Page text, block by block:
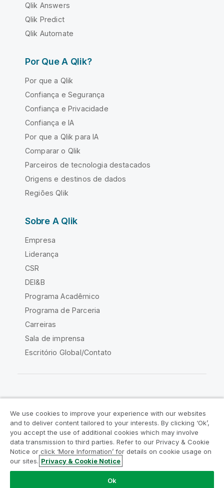
Qlik Answers
Qlik Predict
Qlik Automate
Por Que A Qlik?
Por que a Qlik
Confiança e Segurança
Confiança e Privacidade
Confiança e IA
Por que a Qlik para IA
Comparar o Qlik
Parceiros de tecnologia destacados
Origens e destinos de dados
Regiões Qlik
Sobre A Qlik
Empresa
Liderança
CSR
DEI&B
Programa Acadêmico
Programa de Parceria
Carreiras
Sala de imprensa
Escritório Global/Contato
Acordos legais
Termos do produto
Legal Policies
Políticas Legais
Termos de uso
Marcas comerciais
Do Not Share My Info
Copyright © 1993-2026 QlikTech International AB. Todos os
We use cookies to improve your experience with our websites
and to deliver content tailored to your interests. By clicking ‘Ok’,
you accept the use of additional cookies which may involve
data transmission to third parties. Refer to our Privacy & Cookie
Notice or click ‘More Information’ for details on cookie usage on
our sites. Privacy & Cookie Notice
Ok